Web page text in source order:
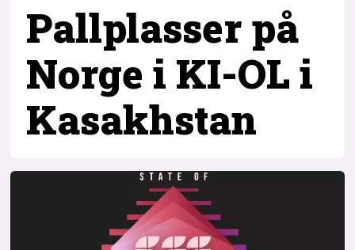
Pallplasser på
Norge i KI-OL i
Kasakhstan